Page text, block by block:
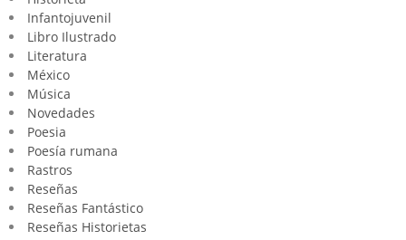
Infantojuvenil
Libro Ilustrado
Literatura
México
Música
Novedades
Poesia
Poesía rumana
Rastros
Reseñas
Reseñas Fantástico
Reseñas Historietas